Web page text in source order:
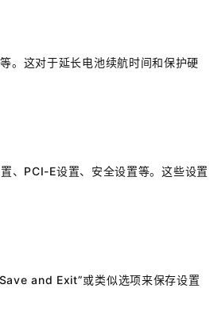
。这对于延长电池续航时间和保护硬
、PCI-E设置、安全设置等。这些设置
and Exit”或类似选项来保存设置